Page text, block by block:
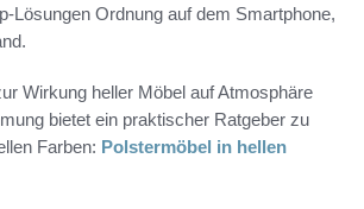
Lösungen Ordnung auf dem Smartphone,
Wirkung heller Möbel auf Atmosphäre
bietet ein praktischer Ratgeber zu
Farben: Polstermöbel in hellen